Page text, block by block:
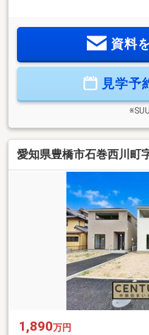
分
料】へお気軽にお問い合わ
開物件情報も多数ご用意して
資料
見学予
愛知県豊橋市石巻西川町
1,890万円